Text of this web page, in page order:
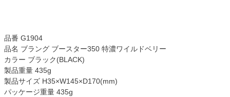
品番 G1904
品名 ブラング ブースター350 特濃ワイルドベリー
カラー ブラック(BLACK)
製品重量 435g
製品サイズ H35×W145×D170(mm)
パッケージ重量 435g